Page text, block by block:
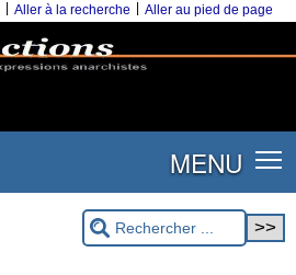
Aller à la recherche Aller au pied de page
MENU